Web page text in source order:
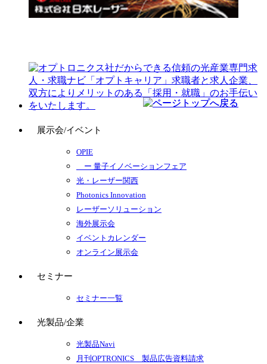
展示会/イベント
OPIE
ー 量子イノベーションフェア
光・レーザー関西
Photonics Innovation
レーザーソリューション
海外展示会
イベントカレンダー
オンライン展示会
セミナー
セミナー一覧
光製品/企業
光製品Navi
月刊OPTRONICS 製品広告資料請求